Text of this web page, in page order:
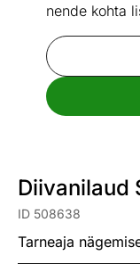
nende kohta
Diivanilaud
ID 508638
Tarneaja